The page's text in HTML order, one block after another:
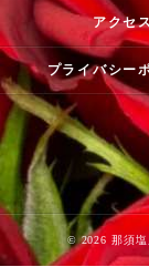
アクセ
プライバシー
© 2026 那須塩